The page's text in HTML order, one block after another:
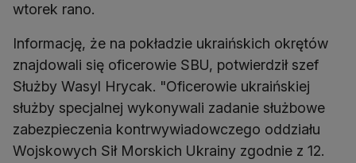
wtorek rano.
Informację, że na pokładzie ukraińskich okrętów
znajdowali się oficerowie SBU, potwierdził szef
Służby Wasyl Hrycak. "Oficerowie ukraińskiej
służby specjalnej wykonywali zadanie służbowe
zabezpieczenia kontrwywiadowczego oddziału
Wojskowych Sił Morskich Ukrainy zgodnie z 12.